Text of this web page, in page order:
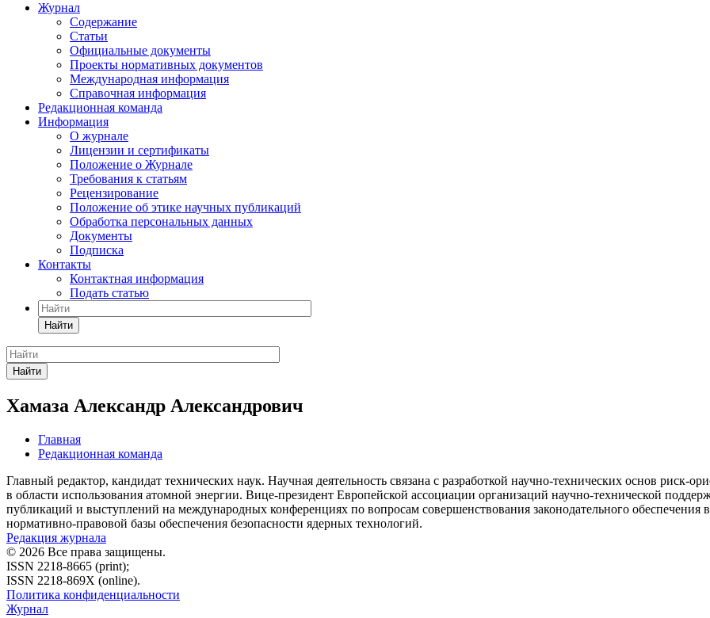
Журнал
Содержание
Статьи
Официальные документы
Проекты нормативных документов
Международная информация
Справочная информация
Редакционная команда
Информация
О журнале
Лицензии и сертификаты
Положение о Журнале
Требования к статьям
Рецензирование
Положение об этике научных публикаций
Обработка персональных данных
Документы
Подписка
Контакты
Контактная информация
Подать статью
Найти
Найти
Хамаза Александр Александрович
Главная
Редакционная команда
Главный редактор, кандидат технических наук. Научная деятельность связана с разработкой научно-технических основ риск-
в области использования атомной энергии. Вице-президент Европейской ассоциации организаций научно-технической
публикаций и выступлений на международных конференциях по вопросам совершенствования законодательного обеспечения
нормативно-правовой базы обеспечения безопасности ядерных технологий.
Редакция журнала
© 2026 Все права защищены.
ISSN 2218-8665 (print);
ISSN 2218-869X (online).
Политика конфиденциальности
Журнал